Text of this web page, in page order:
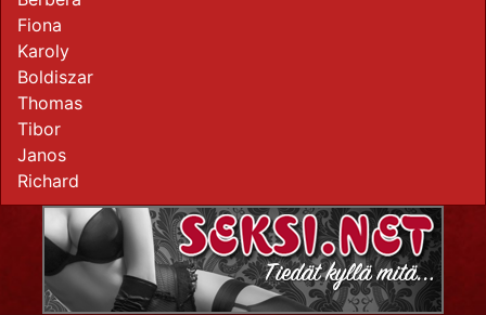
Fiona
Karoly
Boldiszar
Thomas
Tibor
Janos
Richard